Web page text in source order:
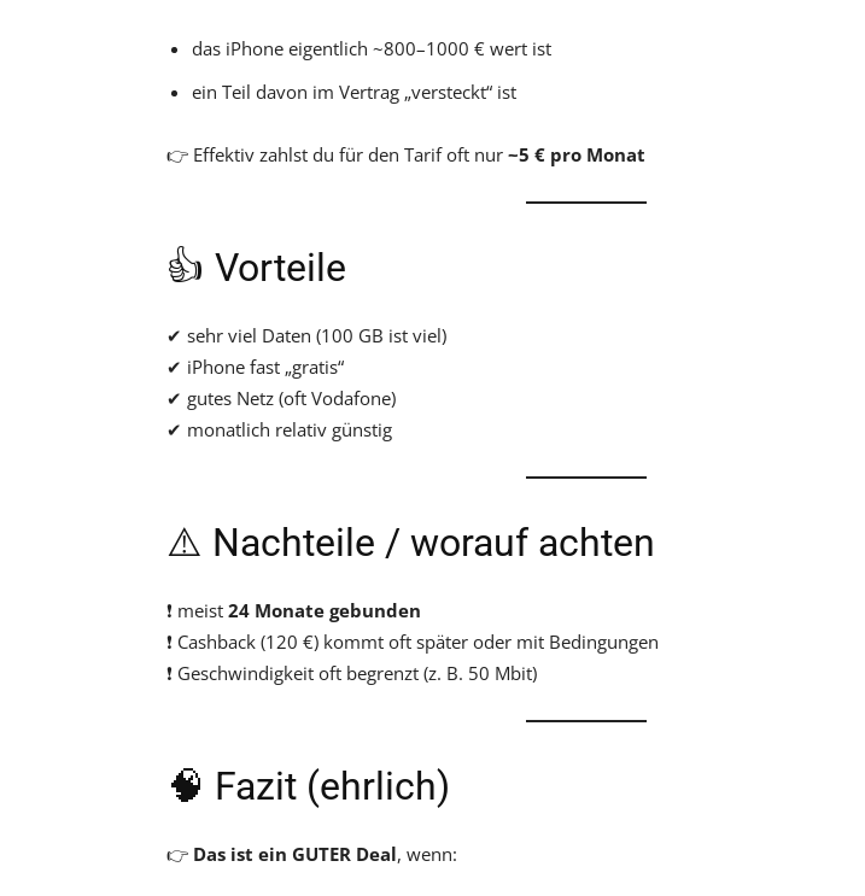
das iPhone eigentlich ~800–1000 € wert ist
ein Teil davon im Vertrag „versteckt“ ist
👉 Effektiv zahlst du für den Tarif oft nur ~5 € pro Monat
👍 Vorteile
✔ sehr viel Daten (100 GB ist viel)
✔ iPhone fast „gratis“
✔ gutes Netz (oft Vodafone)
✔ monatlich relativ günstig
⚠️ Nachteile / worauf achten
❗ meist 24 Monate gebunden
❗ Cashback (120 €) kommt oft später oder mit Bedingungen
❗ Geschwindigkeit oft begrenzt (z. B. 50 Mbit)
🧠 Fazit (ehrlich)
👉 Das ist ein GUTER Deal, wenn: